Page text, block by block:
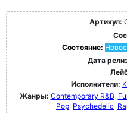
Артикул:
Состояние:
Дата
Исполнители:
Жанры: Contemporary R&B
Pop Psychedelic